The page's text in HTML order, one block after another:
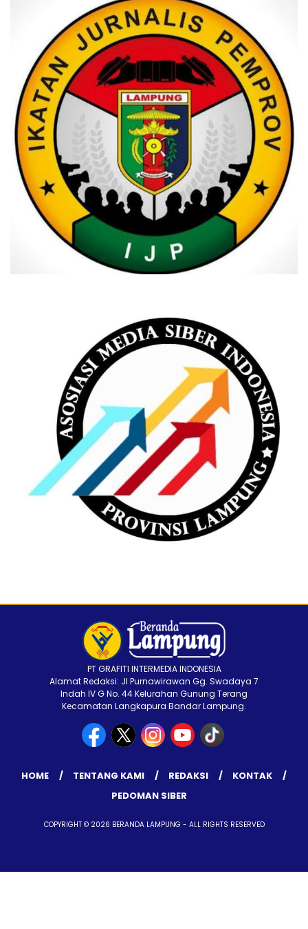
PT GRAFITI INTERMEDIA INDONESIA
Alamat Redaksi: Jl Purnawirawan Gg. Swadaya 7
Indah IV G No. 44 Kelurahan Gunung Terang
Kecamatan Langkapura Bandar Lampung.
HOME TENTANG KAMI REDAKSI
KONTAK
PEDOMAN SIBER
COPYRIGHT © 2026 BERANDA LAMPUNG - ALL RIGHTS RESERVED